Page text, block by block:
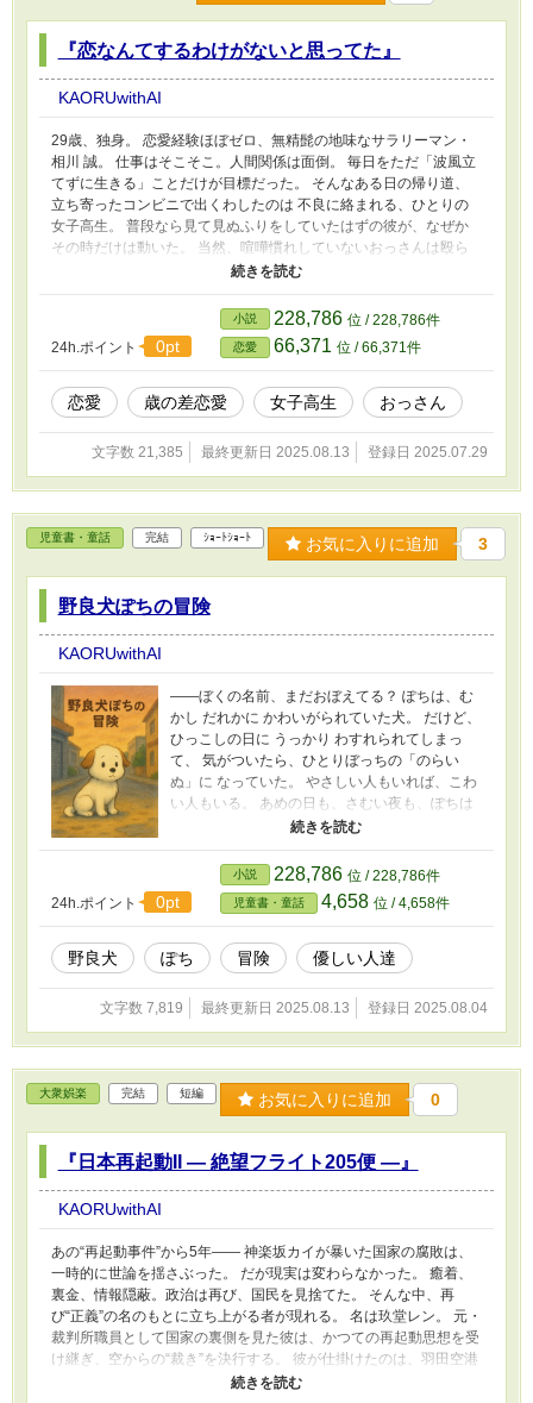
『恋なんてするわけがないと思ってた』
KAORUwithAI
29歳、独身。 恋愛経験ほぼゼロ、無精髭の地味なサラリーマン・
相川 誠。 仕事はそこそこ。人間関係は面倒。 毎日をただ「波風立
てずに生きる」ことだけが目標だった。 そんなある日の帰り道、
立ち寄ったコンビニで出くわしたのは 不良に絡まれる、ひとりの
女子高生。 普段なら見て見ぬふりをしていたはずの彼が、なぜか
その時だけは動いた。 当然、喧嘩慣れしていないおっさんは殴ら
れてしまい、 不良たちは警察の到着と同時に逃走。 騒動のあと、
丈夫？ ……あの、ちゃんとお礼させて？」 それが、18歳の女子高
生・三浦 咲との出会いだった。 翌日から、彼女は当然のように毎
朝相川を待ち、笑いかけてくる。 年の差、立場、世間体。あらゆ
る“常識”が二人を引き離そうとする中で、 彼女のまっすぐな想い
が、こじらせた大人の心を少しずつ揺らし始める。 これは、恋を
諦めていた男と、恋を信じた少女の、 不器用でまっすぐな、ほん
24h.ポイント 0pt
小説 228,786 位 / 228,786件
恋愛 66,371 位 / 66,371件
恋愛 歳の差恋愛 女子高生 おっさん
文字数 21,385 最終更新日 2025.08.13 登録日 2025.07.29
児童書・童話 完結 ｼｮｰﾄｼｮｰﾄ お気に入りに追加 3
野良犬ぽちの冒険
KAORUwithAI
――ぼくの名前、まだおぼえてる？ ぽちは、む
かし だれかに かわいがられていた犬。 だけど、
ひっこしの日に うっかり わすれられてしまっ
て、 気がついたら、ひとりぼっちの「のらい
ぬ」に なっていた。 やさしい人もいれば、こわ
い人もいる。 あめの日も、さむい夜も、ぽちは
がんばって生きていく。 それでも、ぽちは 思っ
くれる日が、くるんじゃないかって。 すこし さ
みしくて、すこし あたたかい、 のらいぬ・ぽち
の ぼうけんが はじまります。
24h.ポイント 0pt
小説 228,786 位 / 228,786件
児童書・童話 4,658 位 / 4,658件
野良犬 ぽち 冒険 優しい人達
文字数 7,819 最終更新日 2025.08.13 登録日 2025.08.04
大衆娯楽 完結 短編 お気に入りに追加 0
『日本再起動II ― 絶望フライト205便 ―』
KAORUwithAI
あの“再起動事件”から5年―― 神楽坂カイが暴いた国家の腐敗は、
一時的に世論を揺さぶった。 だが現実は変わらなかった。 癒着、
裏金、情報隠蔽。政治は再び、国民を見捨てた。 そんな中、再
び“正義”の名のもとに立ち上がる者が現れる。 名は玖堂レン。 元・
裁判所職員として国家の裏側を見た彼は、かつての再起動思想を受
け継ぎ、空からの“裁き”を決行する。 彼が仕掛けたのは、羽田空港
の占拠と、国際便205便のハイジャック。 乗客328人と共に、機体